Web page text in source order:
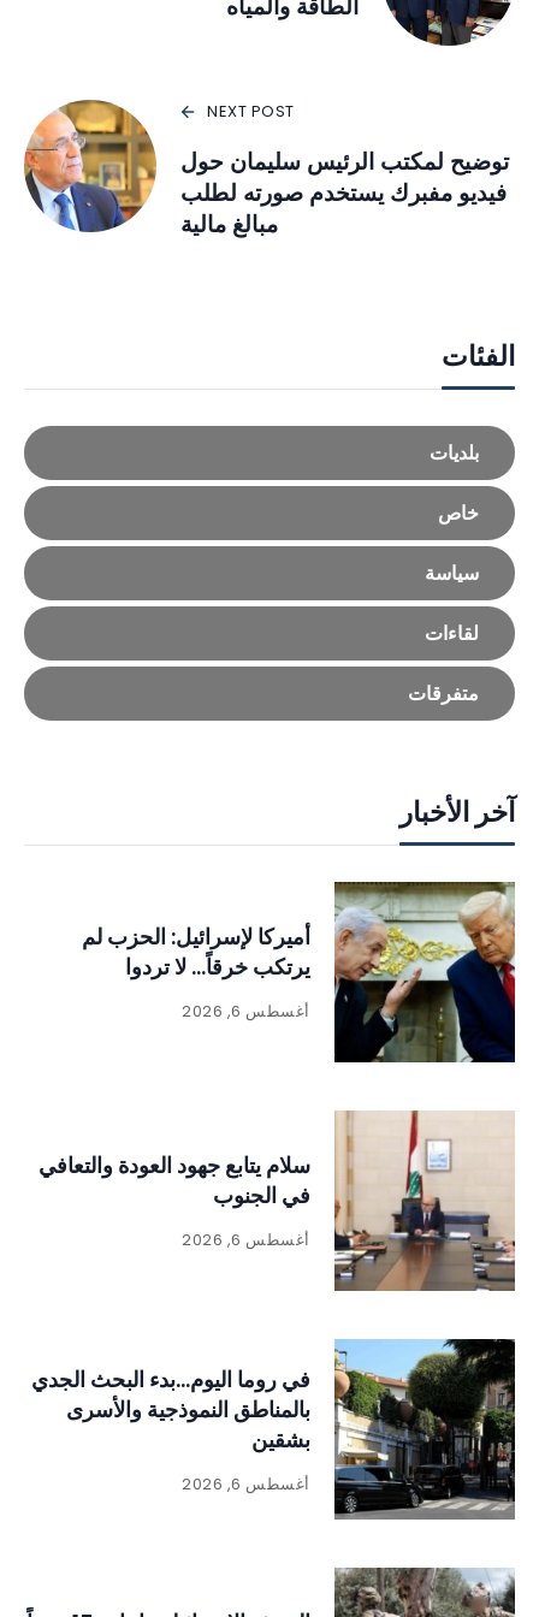
الطاقة والمياه
NEXT POST
توضيح لمكتب الرئيس سليمان حول
فيديو مفبرك يستخدم صورته لطلب
مبالغ مالية
الفئات
بلديات
خاص
سياسة
لقاءات
متفرقات
آخر الأخبار
أميركا لإسرائيل: الحزب لم
يرتكب خرقاً… لا تردوا
أغسطس 6, 2026
سلام يتابع جهود العودة والتعافي
في الجنوب
أغسطس 6, 2026
في روما اليوم…بدء البحث الجدي
بالمناطق النموذجية والأسرى
بشقين
أغسطس 6, 2026